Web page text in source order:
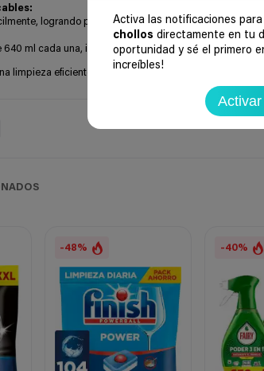
Activa las notificaciones
chollos directamente en tu
oportunidad y sé el primero
increíbles!
logrando platos relucientes y un acabado
640 ml cada una, ideal para un uso prolongado y
limpieza eficiente y rápida, dejando tus utensilios como
-48% -40%